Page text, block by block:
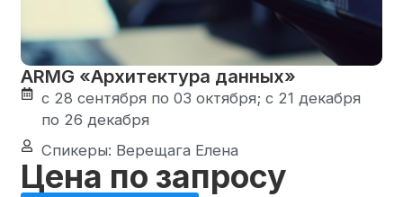
ARMG «Архитектура данных»
с 28 сентября по 03 октября; с 21 декабря
по 26 декабря
Спикеры: Верещага Елена
Цена по запросу